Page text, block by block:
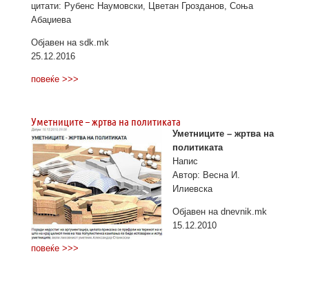
цитати: Рубенс Наумовски, Цветан Грозданов, Соња
Абаџиева
Објавен на sdk.mk
25.12.2016
повеќе >>>
Уметниците – жртва на политиката
Уметниците – жртва на
политиката
Напис
Автор: Весна И.
Илиевска
Објавен на dnevnik.mk
15.12.2010
повеќе >>>